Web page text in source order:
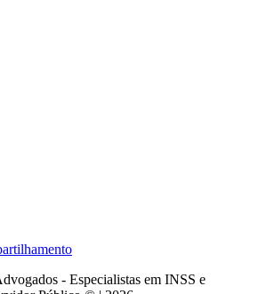
- Especialistas em INSS e